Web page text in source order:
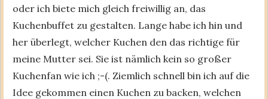
oder ich biete mich gleich freiwillig an, das
Kuchenbuffet zu gestalten. Lange habe ich hin und
her überlegt, welcher Kuchen den das richtige für
meine Mutter sei. Sie ist nämlich kein so großer
Kuchenfan wie ich ;-(. Ziemlich schnell bin ich auf die
Idee gekommen einen Kuchen zu backen, welchen